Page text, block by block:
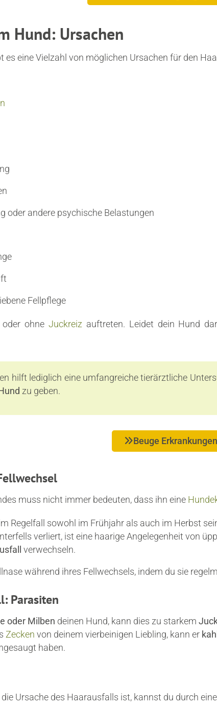
Hund: Ursachen
es eine Vielzahl von möglichen Ursachen für den
oder andere psychische Belastungen
Fellpflege
ohne Juckreiz auftreten. Leidet dein Hund
hilft lediglich eine umfangreiche tierärztliche
zu geben.
Beuge
muss nicht immer bedeuten, dass ihn eine
Regelfall sowohl im Frühjahr als auch im Herbst
verliert, ist eine haarige Angelegenheit von
verwechseln.
während ihres Fellwechsels, indem du sie
Parasiten
oder Milben deinen Hund, kann dies zu starkem
Zecken von deinem vierbeinigen Liebling, kann er
haben.
die Ursache des Haarausfalls ist, kannst du durch